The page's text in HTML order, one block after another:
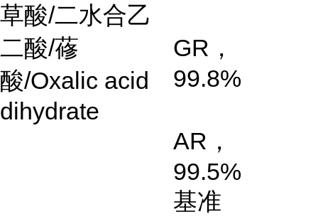
草酸/二水合乙
二酸/蓚
酸/Oxalic acid
dihydrate
GR ，
99.8%
AR ，
99.5%
基准